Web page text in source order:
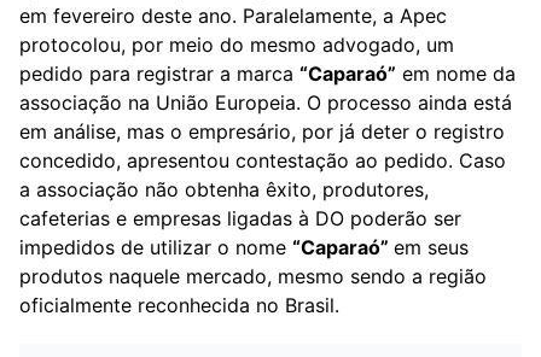
em fevereiro deste ano. Paralelamente, a Apec
protocolou, por meio do mesmo advogado, um
pedido para registrar a marca “Caparaó” em nome da
associação na União Europeia. O processo ainda está
em análise, mas o empresário, por já deter o registro
concedido, apresentou contestação ao pedido. Caso
a associação não obtenha êxito, produtores,
cafeterias e empresas ligadas à DO poderão ser
impedidos de utilizar o nome “Caparaó” em seus
produtos naquele mercado, mesmo sendo a região
oficialmente reconhecida no Brasil.